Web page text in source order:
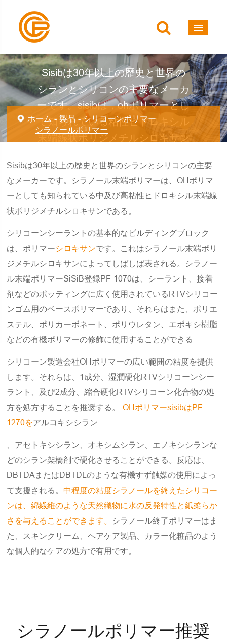
Sisibは30年以上の歴史と世界の
シランとシリコンの主要なメーカ
ーです。sisibは，ohポリマーとし
て知られている粘性ヒドロキシル
末端線状ポリジメチルシロキサン
ホーム 製品
シリコーンポリマー
シラノールポリマー
Sisibは30年以上の歴史と世界のシランとシリコンの主要
なメーカーです。シラノール末端ポリマーは、OHポリマ
ーとしても知られている中及び高粘性ヒドロキシル末端線
状ポリジメチルシロキサンである。
シリコーンシーラントの基本的なビルディングブロック
は、ポリマーシロキサンです。これはシラノール末端ポリ
ジメチルシロキサンによってしばしば表される。シラノー
ル末端ポリマーSiSiB登録PF 1070は、シーラント、接着
剤などのポッティングに広く使用されているRTVシリコー
ンゴム用のベースポリマーであり、それらはまた、ポリエ
ステル、ポリカーボネート、ポリウレタン、エポキシ樹脂
などの有機ポリマーの修飾に使用することができる
シリコーン製造会社OHポリマーの広い範囲の粘度を提供
します。それらは、1成分、湿潤硬化RTVシリコーンシー
ラント、及び2成分、縮合硬化RTVシリコーン化合物の処
方を処方することを推奨する。
OHポリマーsisibはPF
1270をアルコキシシラン
、アセトキシシラン、オキシムシラン、エノキシシランな
どのシラン架橋剤で硬化させることができる。反応は、
DBTDAまたはDBTDLのような有機すず触媒の使用によっ
て支援される。中程度の粘度シラノールを終えたシリコー
ンは、綿繊維のような天然織物に水の反発特性と紙柔らか
さを与えることができます。 シラノール終了ポリマーはま
た、スキンクリーム、ヘアケア製品、カラー化粧品のよう
な個人的なケアの処方で有用です。
シラノールポリマー推奨